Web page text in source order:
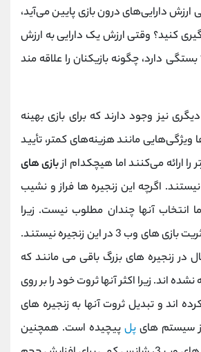
ارزش دارایی‌های درون بازی پایین می‌آید،
کنید؟ وقتی ارزش یک دارایی به ارزش
لایه 1 بستگی دارد، چگونه بازیکنان را علاقه مند
نیز وجود دارند که برای بازی بهینه
مانند هزینه‌های کمتر، تأیید
را ارائه می‌کنند اما هیچکدام ازبازی های
نیستند. اگرچه این زنجیره ها فراز و نشیب
انتخاب آنها چندان مطلوب نیست. زیرا
نهنگ های بزرگ و اکثریت بازی های وب 3 در این زنجیره نیستند.
در زنجیره های بزرگ باقی می مانند که
نشده اند. زیرا اکثر آنها ثروت خود را بر روی
اند و تبدیل ثروت آنها به زنجیره های
سیستم های پل پیچیده است. همچنین